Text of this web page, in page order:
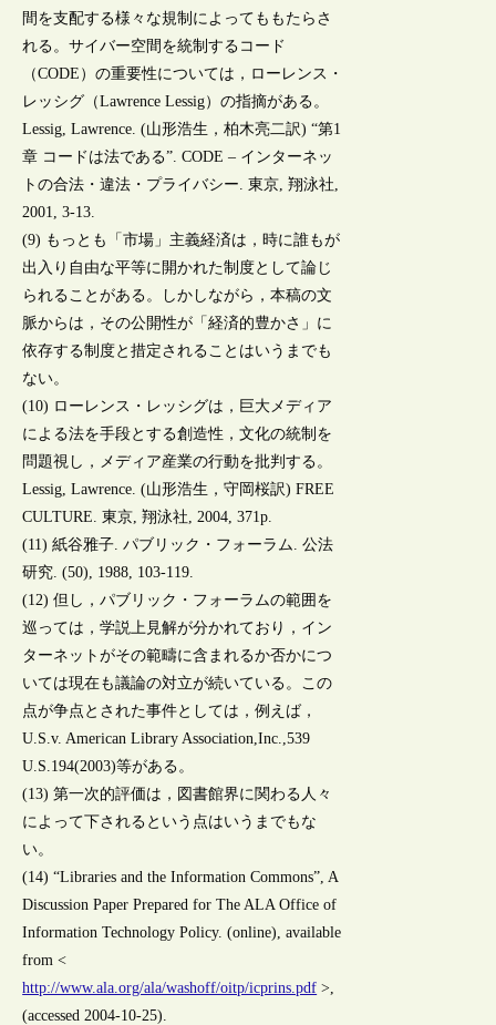
間を支配する様々な規制によってももたらさ
れる。サイバー空間を統制するコード
（CODE）の重要性については，ローレンス・
レッシグ（Lawrence Lessig）の指摘がある。
Lessig, Lawrence. (山形浩生，柏木亮二訳) “第1
章 コードは法である”. CODE – インターネッ
トの合法・違法・プライバシー. 東京, 翔泳社,
2001, 3-13.
(9) もっとも「市場」主義経済は，時に誰もが
出入り自由な平等に開かれた制度として論じ
られることがある。しかしながら，本稿の文
脈からは，その公開性が「経済的豊かさ」に
依存する制度と措定されることはいうまでも
ない。
(10) ローレンス・レッシグは，巨大メディア
による法を手段とする創造性，文化の統制を
問題視し，メディア産業の行動を批判する。
Lessig, Lawrence. (山形浩生，守岡桜訳) FREE
CULTURE. 東京, 翔泳社, 2004, 371p.
(11) 紙谷雅子. パブリック・フォーラム. 公法
研究. (50), 1988, 103-119.
(12) 但し，パブリック・フォーラムの範囲を
巡っては，学説上見解が分かれており，イン
ターネットがその範疇に含まれるか否かにつ
いては現在も議論の対立が続いている。この
点が争点とされた事件としては，例えば，
U.S.v. American Library Association,Inc.,539
U.S.194(2003)等がある。
(13) 第一次的評価は，図書館界に関わる人々
によって下されるという点はいうまでもな
い。
(14) “Libraries and the Information Commons”, A
Discussion Paper Prepared for The ALA Office of
Information Technology Policy. (online), available
from <
http://www.ala.org/ala/washoff/oitp/icprins.pdf >,
(accessed 2004-10-25).